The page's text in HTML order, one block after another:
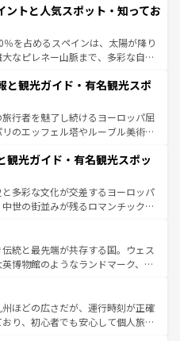
い田園風景やアマルフィ海岸の絶
せない。観光の合間には、本場の
のイタリア料理を堪能することも
夜眠るまで、すべての瞬間を楽し
報はコンテンツ一覧を参照してほ
ントと人気スポット・知ってお
を占めるスペインは、太陽が降り
なピレネー山脈まで、多彩な自然
、情熱的なフラメンコ、熱気あふ
いタパスが生活の一部となってい
練された雰囲気や、バルセロナの
、地方では古代ローマ遺跡や中世
や気候が異なるスペインはその個
ほしい。
と観光ガイド・有名観光スポ
行者を魅了し続けるヨーロッパ屈
のエッフェル塔やルーブル美術館
ている。華麗な宮殿、歴史的な大
して豊かな自然が、訪れる者を心
ランスは美食の国としても知ら
スコ無形文化遺産にも登録されて
ど、多彩な楽しみ方が可能だ。さ
も魅力が溢れており、どの街角に
づいている。パリ以外の個性あふ
観光ガイド・有名観光スポッ
多彩な文化が交差するヨーロッパ
世の街並みが残るロマンチック街
を歩いても飽きることがない。ベ
イエルン州のアルプスの絶景、そ
ン畑といった風景は必見。ビール
してほしい。 なお、新着の
ツ一覧を参照してほしい。
統と最先端が共存する国。ウェス
博物館のようなランドマーク、歴
ある。また、優雅なアフタヌーン
たまらない英国パブ、サッカー観
できる体験も豊富。イギリスを旅
ほどの広さだが、運行時刻が正確
り、初心者でも安心して個人旅行